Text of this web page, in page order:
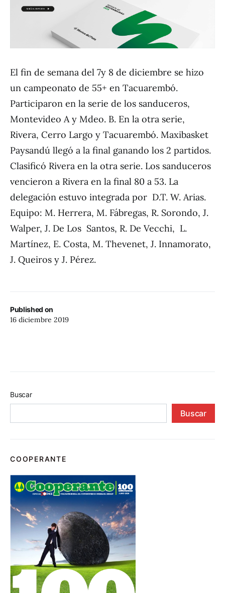
Published on
16 diciembre 2019
El fin de semana del 7y 8 de diciembre se hizo
un campeonato de 55+ en Tacuarembó.
Participaron en la serie de los sanduceros,
Montevideo A y Mdeo. B. En la otra serie,
Rivera, Cerro Largo y Tacuarembó. Maxibasket
Paysandú llegó a la final ganando los 2 partidos.
Clasificó Rivera en la otra serie. Los sanduceros
vencieron a Rivera en la final 80 a 53. La
delegación estuvo integrada por D.T. W. Arias.
Equipo: M. Herrera, M. Fábregas, R. Sorondo, J.
Walper, J. De Los Santos, R. De Vecchi, L.
Martínez, E. Costa, M. Thevenet, J. Innamorato,
J. Queiros y J. Pérez.
Buscar
Buscar
COOPERANTE